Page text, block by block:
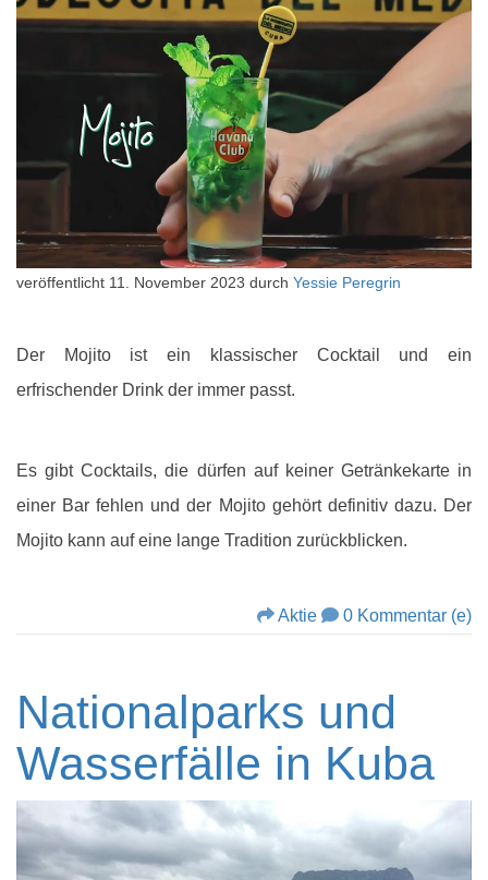
veröffentlicht 11. November 2023 durch Yessie Peregrin
Der Mojito ist ein klassischer Cocktail und ein
erfrischender Drink der immer passt.
Es gibt Cocktails, die dürfen auf keiner Getränkekarte in
einer Bar fehlen und der Mojito gehört definitiv dazu. Der
Mojito kann auf eine lange Tradition zurückblicken.
Aktie 0 Kommentar (e)
Nationalparks und
Wasserfälle in Kuba